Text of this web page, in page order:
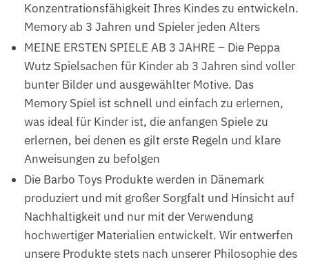
Konzentrationsfähigkeit Ihres Kindes zu entwickeln.
Memory ab 3 Jahren und Spieler jeden Alters
MEINE ERSTEN SPIELE AB 3 JAHRE – Die Peppa
Wutz Spielsachen für Kinder ab 3 Jahren sind voller
bunter Bilder und ausgewählter Motive. Das
Memory Spiel ist schnell und einfach zu erlernen,
was ideal für Kinder ist, die anfangen Spiele zu
erlernen, bei denen es gilt erste Regeln und klare
Anweisungen zu befolgen
Die Barbo Toys Produkte werden in Dänemark
produziert und mit großer Sorgfalt und Hinsicht auf
Nachhaltigkeit und nur mit der Verwendung
hochwertiger Materialien entwickelt. Wir entwerfen
unsere Produkte stets nach unserer Philosophie des